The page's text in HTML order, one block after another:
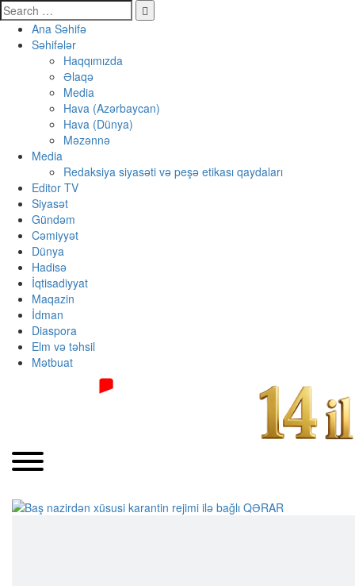
Ana Səhifə
Səhifələr
Haqqımızda
Əlaqə
Media
Hava (Azərbaycan)
Hava (Dünya)
Məzənnə
Media
Redaksiya siyasəti və peşə etikası qaydaları
Editor TV
Siyasət
Gündəm
Cəmiyyət
Dünya
Hadisə
İqtisadiyyat
Maqazin
İdman
Diaspora
Elm və təhsil
Mətbuat